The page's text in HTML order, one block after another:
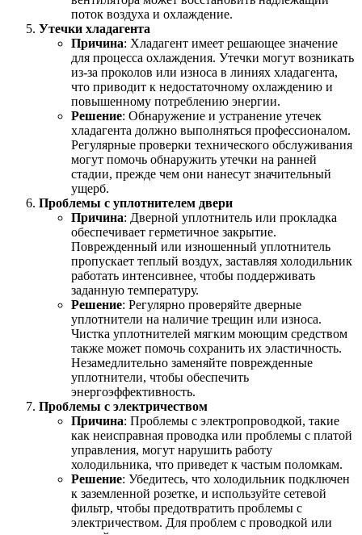
поток воздуха и охлаждение.
Утечки хладагента
Причина: Хладагент имеет решающее значение
для процесса охлаждения. Утечки могут возникать
из-за проколов или износа в линиях хладагента,
что приводит к недостаточному охлаждению и
повышенному потреблению энергии.
Решение: Обнаружение и устранение утечек
хладагента должно выполняться профессионалом.
Регулярные проверки технического обслуживания
могут помочь обнаружить утечки на ранней
стадии, прежде чем они нанесут значительный
ущерб.
Проблемы с уплотнителем двери
Причина: Дверной уплотнитель или прокладка
обеспечивает герметичное закрытие.
Поврежденный или изношенный уплотнитель
пропускает теплый воздух, заставляя холодильник
работать интенсивнее, чтобы поддерживать
заданную температуру.
Решение: Регулярно проверяйте дверные
уплотнители на наличие трещин или износа.
Чистка уплотнителей мягким моющим средством
также может помочь сохранить их эластичность.
Незамедлительно заменяйте поврежденные
уплотнители, чтобы обеспечить
энергоэффективность.
Проблемы с электричеством
Причина: Проблемы с электропроводкой, такие
как неисправная проводка или проблемы с платой
управления, могут нарушить работу
холодильника, что приведет к частым поломкам.
Решение: Убедитесь, что холодильник подключен
к заземленной розетке, и используйте сетевой
фильтр, чтобы предотвратить проблемы с
электричеством. Для проблем с проводкой или